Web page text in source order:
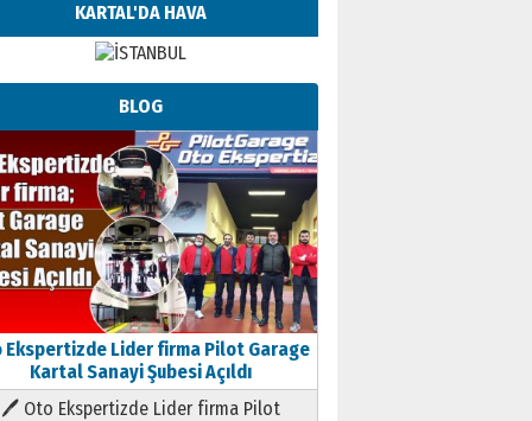
KARTAL'DA HAVA
BLOG
Ekspertizde Lider firma Pilot Garage
Kartal Sanayi Şubesi Açıldı
🖊 Oto Ekspertizde Lider firma Pilot